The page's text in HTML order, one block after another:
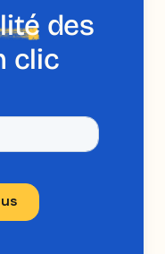
des
clic